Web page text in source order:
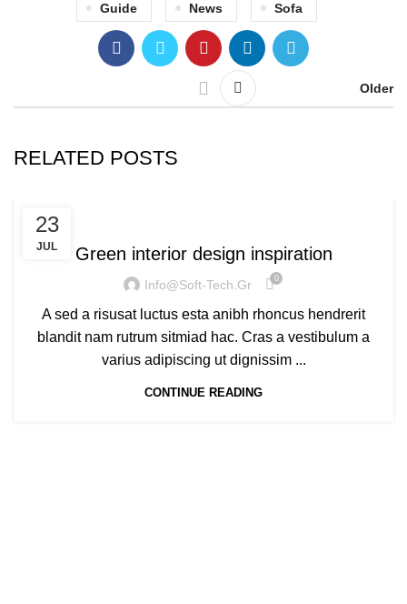
Guide News Sofa
Older
RELATED POSTS
23
JUL
INSPIRATION
Green interior design inspiration
Info@soft-Tech.gr 0
A sed a risusat luctus esta anibh rhoncus hendrerit
blandit nam rutrum sitmiad hac. Cras a vestibulum a
varius adipiscing ut dignissim ...
CONTINUE READING